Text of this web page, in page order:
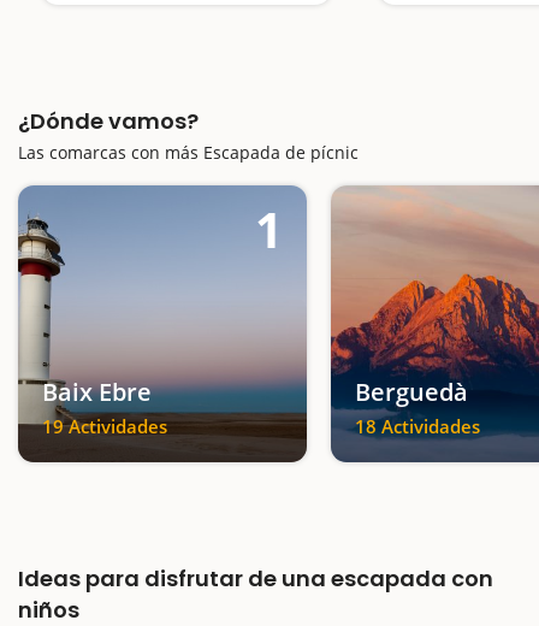
¿Dónde vamos?
Las comarcas con más Escapada de pícnic
1
Baix Ebre
19 Actividades
Berguedà
18 Actividades
Ideas para disfrutar de una escapada con
niños